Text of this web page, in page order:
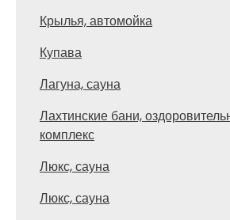
Крылья, автомойка
Купава
Лагуна, сауна
Лахтинские бани,
комплекс
Люкс, сауна
Люкс, сауна